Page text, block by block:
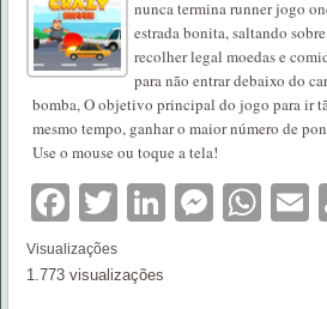
nunca termina runner jogo
estrada bonita, saltando
recolher legal moedas e
para não entrar debaixo do
bomba, O objetivo principal do jogo para ir
mesmo tempo, ganhar o maior número de
Use o mouse ou toque a tela!
Facebook
TwitterLinkedIn
Visualizações
1.773 visualizações